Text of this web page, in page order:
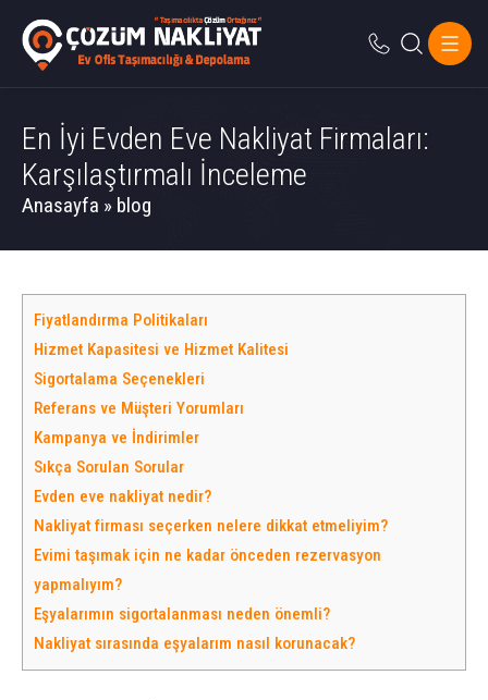
En İyi Evden Eve Nakliyat Firmaları:
Karşılaştırmalı İnceleme
Anasayfa » blog
Fiyatlandırma Politikaları
Hizmet Kapasitesi ve Hizmet Kalitesi
Sigortalama Seçenekleri
Referans ve Müşteri Yorumları
Kampanya ve İndirimler
Sıkça Sorulan Sorular
Evden eve nakliyat nedir?
Nakliyat firması seçerken nelere dikkat etmeliyim?
Evimi taşımak için ne kadar önceden rezervasyon
yapmalıyım?
Eşyalarımın sigortalanması neden önemli?
Nakliyat sırasında eşyalarım nasıl korunacak?